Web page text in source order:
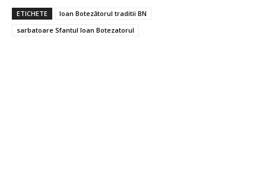
ETICHETE
Ioan Botezătorul traditii BN
sarbatoare Sfantul Ioan Botezatorul